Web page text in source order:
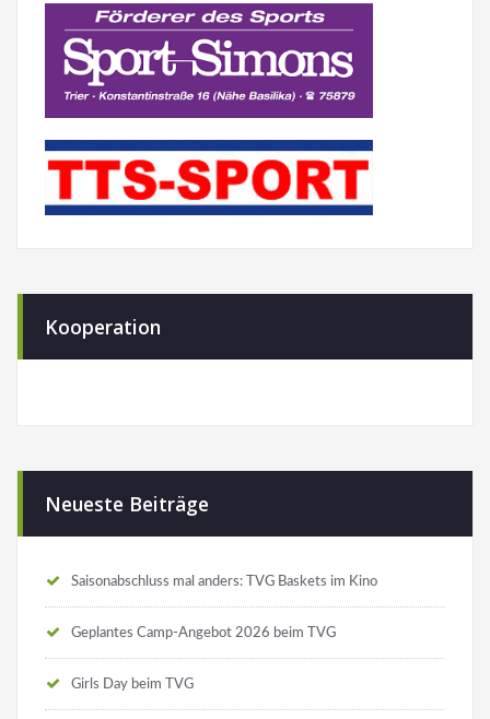
Kooperation
Neueste Beiträge
Saisonabschluss mal anders: TVG Baskets im Kino
Geplantes Camp-Angebot 2026 beim TVG
Girls Day beim TVG